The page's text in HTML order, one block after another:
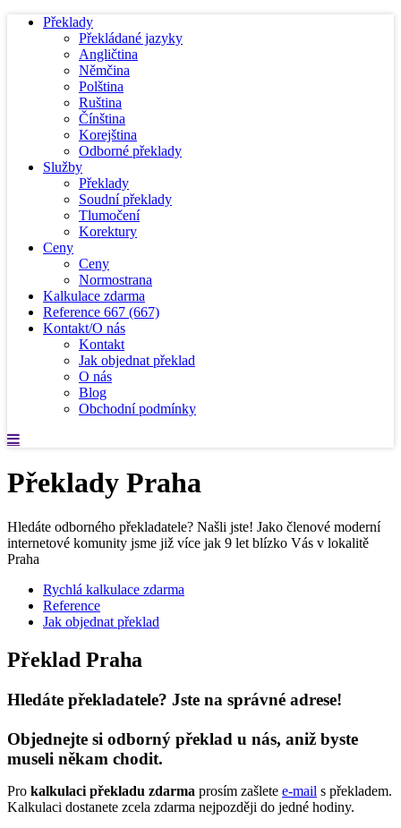
Překlady
Překládané jazyky
Angličtina
Němčina
Polština
Ruština
Čínština
Korejština
Odborné překlady
Služby
Překlady
Soudní překlady
Tlumočení
Korektury
Ceny
Ceny
Normostrana
Kalkulace zdarma
Reference 667 (667)
Kontakt/O nás
Kontakt
Jak objednat překlad
O nás
Blog
Obchodní podmínky
Překlady Praha
Hledáte odborného překladatele? Našli jste! Jako členové moderní
internetové komunity jsme již více jak 9 let blízko Vás v lokalitě
Praha
Rychlá kalkulace zdarma
Reference
Jak objednat překlad
Překlad Praha
Hledáte překladatele? Jste na správné adrese!
Objednejte si odborný překlad u nás, aniž byste
museli někam chodit.
Pro kalkulaci překladu zdarma prosím zašlete e-mail s překladem.
Kalkulaci dostanete zcela zdarma nejpozději do jedné hodiny.